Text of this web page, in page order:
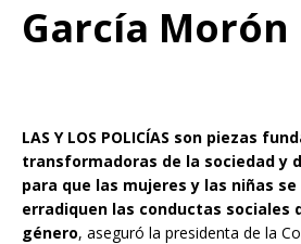
García Morón
LAS Y LOS POLICÍAS son piezas
transformadoras de la sociedad y
para que las mujeres y las niñas
erradiquen las conductas sociales
género, aseguró la presidenta de la